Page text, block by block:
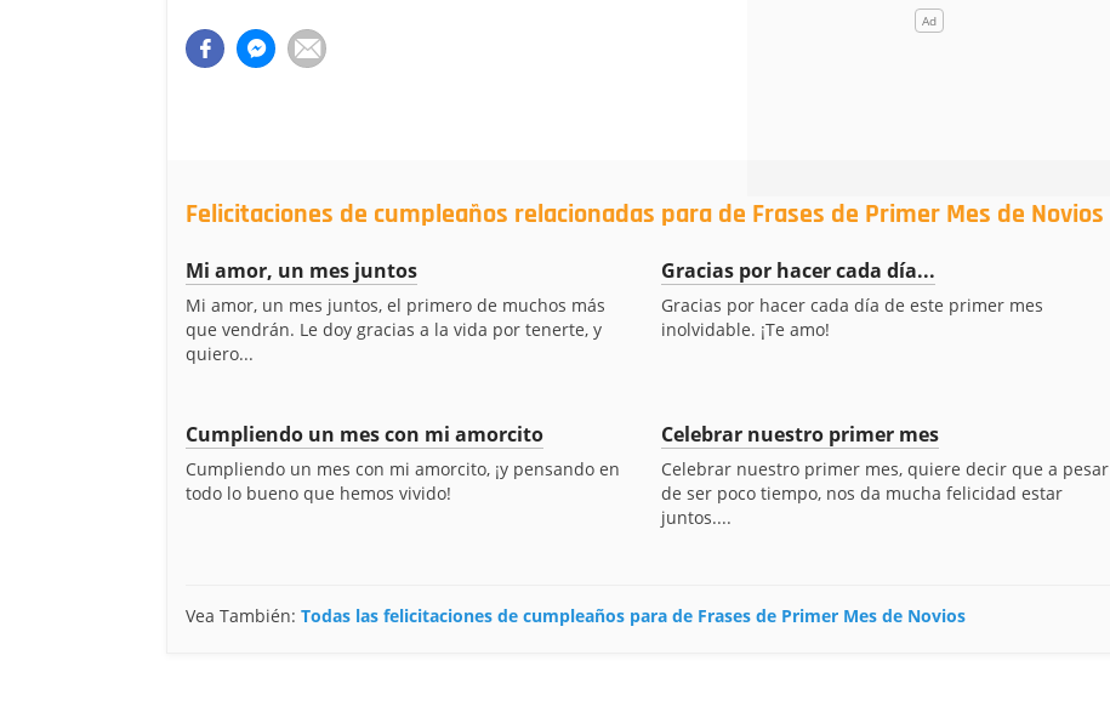
Felicitaciones de cumpleaños relacionadas para de Frases de Primer Mes de Novios
Mi amor, un mes juntos
Mi amor, un mes juntos, el primero de muchos más
que vendrán. Le doy gracias a la vida por tenerte, y
quiero...
Gracias por hacer cada día...
Gracias por hacer cada día de este primer mes
inolvidable. ¡Te amo!
Cumpliendo un mes con mi amorcito
Cumpliendo un mes con mi amorcito, ¡y pensando en
todo lo bueno que hemos vivido!
Celebrar nuestro primer mes
Celebrar nuestro primer mes, quiere decir que a pesar
de ser poco tiempo, nos da mucha felicidad estar
juntos....
Vea También: Todas las felicitaciones de cumpleaños para de Frases de Primer Mes de Novios